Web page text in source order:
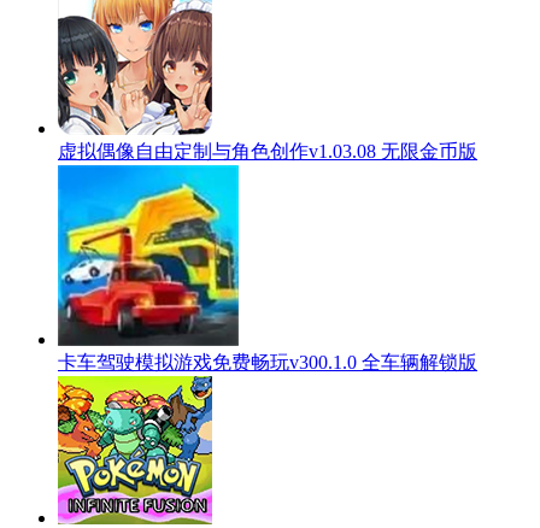
虚拟偶像自由定制与角色创作v1.03.08 无限金币版
卡车驾驶模拟游戏免费畅玩v300.1.0 全车辆解锁版